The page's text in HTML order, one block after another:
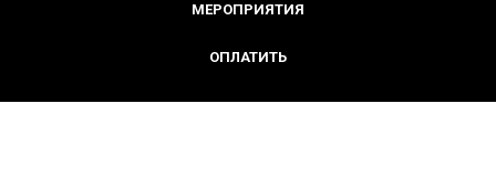
МЕРОПРИЯТИЯ
ОПЛАТИТЬ